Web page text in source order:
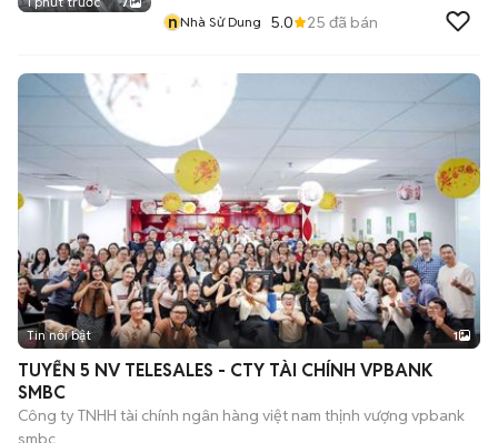
nNhà Sử Dung 5.0 25 đã bán
Tin nổi bật 1
TUYỂN 5 NV TELESALES - CTY TÀI CHÍNH VPBANK
SMBC
Công ty TNHH tài chính ngân hàng việt nam thịnh vượng vpbank
smbc